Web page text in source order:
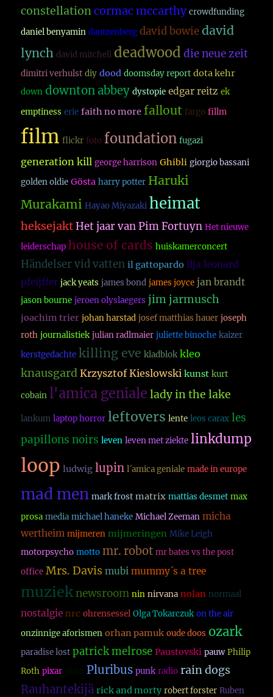
constellationcormac mccarthy crowdfunding
daniel benyamin dautzenberg david bowie david
lynch david mitchell deadwood die neue zeit
dimitri verhulst diy dood doomsday report dota kehr
down downton abbey dystopie edgar reitz ek
emptiness erie faith no more fallout fargo fillm
film flickr foto foundation fugazi
generation kill george harrison Ghibli giorgio bassani
golden oldie Gösta harry potter Haruki
Murakami Hayao Miyazaki heimat
heksejakt Het jaar van Pim Fortuyn Het nieuwe
leiderschap house of cards huiskamerconcert
Händelser vid vatten il gattopardo ilja leonard
pfeijffer jack yeats james bond james joyce jan brandt
jason bourne jeroen olyslaegers jim jarmusch
joachim trier johan harstad josef matthias hauer joseph
roth journalistiek julian radlmaier juliette binoche kaizer
kerstgedachte killing eve kladblok kleo
knausgard Krzysztof Kieslowski kunst kurt
cobain l'amica geniale lady in the lake
lankum laptop horror leftovers lente leos carax les
papillons noirs leven leven met ziekte linkdump
loop ludwig lupin l´amica geniale made in europe
mad men mark frost matrix mattias desmet max
prosa media michael haneke Michael Zeeman micha
wertheim mijmeren mijmeringen Mike Leigh
motorpsycho motto mr. robot mr bates vs the post
office Mrs. Davis mubi mummy´s a tree
muzieknewsroom nin nirvana nolan normaal
nostalgie nrc ohrensessel Olga Tokarczuk on the air
onzinnige aforismen orhan pamuk oude doos ozark
paradise lost patrick melrose Paustovski pauw Philip
Roth pixar Pluribus punk radio rain dogs
Rauhantekijä rick and morty robert forster Ruben